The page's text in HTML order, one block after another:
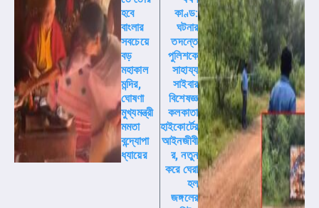
হবে
বাংলার
সবচেয়ে
বড়
মহাকাল
মন্দির,
ঘোষণা
মুখ্যমন্ত্রী
মমতা
বন্দ্যোপা
ধ্যায়ের
কাণ্ড:
ঘটনার
তদন্তে
পুলিশকে
সাহায্য
সাইবার
বিশেষজ্ঞ
কলকাতা
হাইকোর্টের
আইনজীবী
র, নতুন
করে ঘেরা
হল
জঙ্গলের